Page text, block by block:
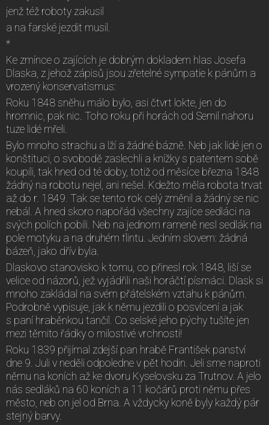
jenž též roboty zakusil
a na farské jezdit musil.
*
Ke zmínce o zajících je dobrým dokladem hlas Josefa
Dlaska, z jehož zápisů jsou zřetelné sympatie k pánům a
vrozený konservatismus:
Roku 1848 sněhu málo bylo, asi čtvrt lokte, jen do
hromnic, pak nic. Toho roku při horách od Semil nahoru
tuze lidé mřeli.
Bylo mnoho strachu a lží a žádné bázně. Neb jak lidé jen o
konštituci, o svobodě zaslechli a knížky s patentem sobě
koupili, tak hned od té doby, totiž od měsíce března 1848
žádný na robotu nejel, ani nešel. Kdežto měla robota trvat
až do r. 1849. Tak se tento rok celý změnil a žádný se nic
nebál. A hned skoro napořád všechny zajíce sedláci na
svých polích pobili. Neb na jednom rameně nesl sedlák na
pole motyku a na druhém flintu. Jedním slovem: žádná
bázeň, jako dřív byla.
Dlaskovo stanovisko k tomu, co přinesl rok 1848, liší se
velice od názorů, jež vyjádřili naši horáčtí písmáci. Dlask si
mnoho zakládal na svém přátelském vztahu k pánům.
Podrobně vypisuje, jak k němu jezdili o posvícení a jak
s paní hraběnkou tančil. Co selské jeho pýchy tušíte jen
mezi těmito řádky o milostivé vrchnosti!
Roku 1839 přijímal zdejší pan hrabě František panství
dne 9. Juli v neděli odpoledne v pět hodin. Jeli sme naproti
němu na koních až ke dvoru Kyselovsku za Trutnov. A jelo
nás sedláků na 60 koních a 11 kočárů proti němu přes
město, neb on jel od Brna. A vždycky koně byly každý pár
stejný barvy.